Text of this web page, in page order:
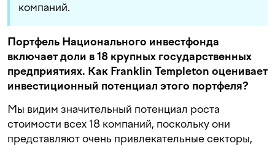
компаний.
Портфель Национального инвестфонда
включает доли в 18 крупных государственных
предприятиях. Как Franklin Templeton оценивает
инвестиционный потенциал этого портфеля?
Мы видим значительный потенциал роста
стоимости всех 18 компаний, поскольку они
представляют очень привлекательные секторы,